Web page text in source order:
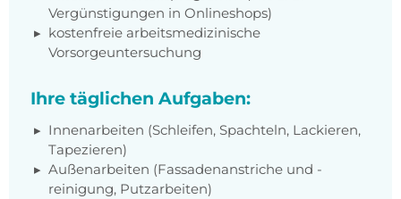
Vergünstigungen in Onlineshops)
kostenfreie arbeitsmedizinische
Vorsorgeuntersuchung
Ihre täglichen Aufgaben:
Innenarbeiten (Schleifen, Spachteln, Lackieren,
Tapezieren)
Außenarbeiten (Fassadenanstriche und -
reinigung, Putzarbeiten)